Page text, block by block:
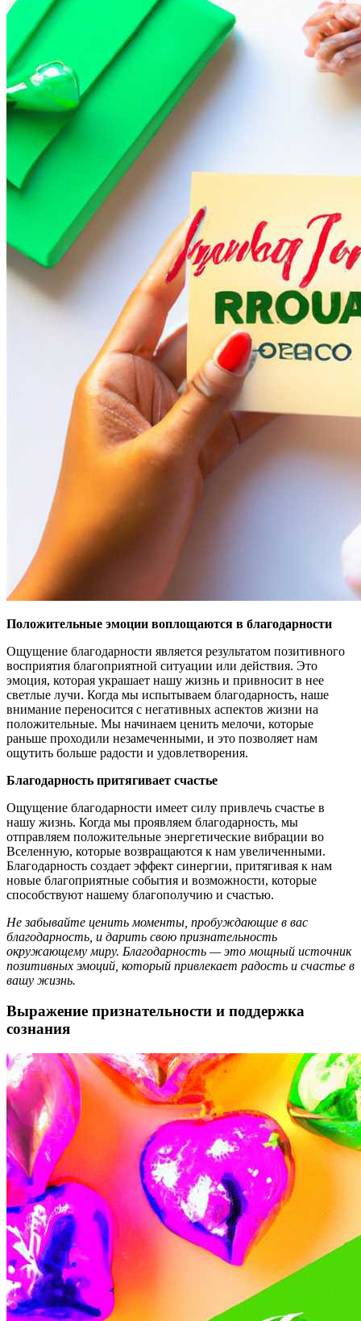
Положительные эмоции воплощаются в благодарности
Ощущение благодарности является результатом позитивного
восприятия благоприятной ситуации или действия. Это
эмоция, которая украшает нашу жизнь и привносит в нее
светлые лучи. Когда мы испытываем благодарность, наше
внимание переносится с негативных аспектов жизни на
положительные. Мы начинаем ценить мелочи, которые
раньше проходили незамеченными, и это позволяет нам
ощутить больше радости и удовлетворения.
Благодарность притягивает счастье
Ощущение благодарности имеет силу привлечь счастье в
нашу жизнь. Когда мы проявляем благодарность, мы
отправляем положительные энергетические вибрации во
Вселенную, которые возвращаются к нам увеличенными.
Благодарность создает эффект синергии, притягивая к нам
новые благоприятные события и возможности, которые
способствуют нашему благополучию и счастью.
Не забывайте ценить моменты, пробуждающие в вас
благодарность, и дарить свою признательность
окружающему миру. Благодарность — это мощный источник
позитивных эмоций, который привлекает радость и счастье в
вашу жизнь.
Выражение признательности и поддержка
сознания